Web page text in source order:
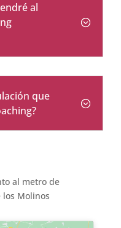
al
que
al metro de
los Molinos